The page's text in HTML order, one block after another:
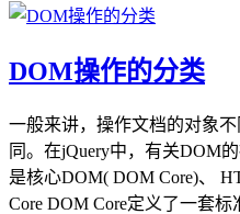
DOM操作的分类
一般来讲，操作文档的对象
同。在jQuery中，有关DOM
是核心DOM( DOM Core)、
Core DOM Core定义了一套